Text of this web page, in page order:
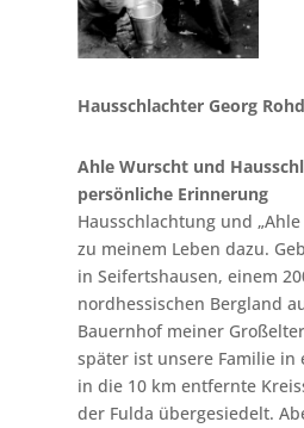
Hausschlachter Georg
Ahle Wurscht und
persönliche Erinnerung
Hausschlachtung und
zu meinem Leben dazu.
in Seifertshausen, einem
nordhessischen Bergland
Bauernhof meiner
später ist unsere Familie in
in die 10 km entfernte
der Fulda übergesiedelt.